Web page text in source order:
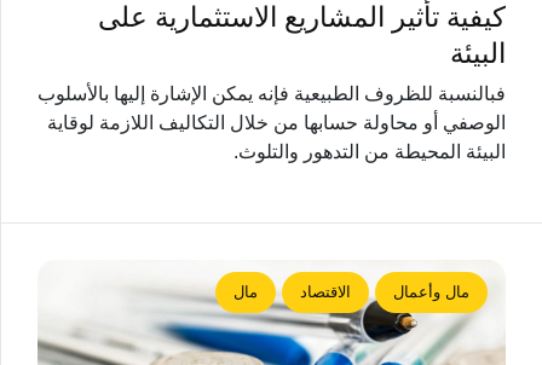
كيفية تأثير المشاريع الاستثمارية على
البيئة
فبالنسبة للظروف الطبيعية فإنه يمكن الإشارة إليها بالأسلوب
الوصفي أو محاولة حسابها من خلال التكاليف اللازمة لوقاية
البيئة المحيطة من التدهور والتلوث.
مال وأعمال الاقتصاد مال